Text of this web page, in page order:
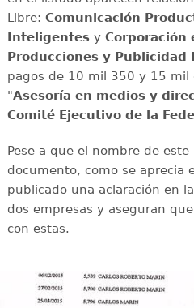
Libre: Comunicación
InteligentesyCorporación
Producciones y Publicidad
pagos de 10 mil 350 y 15 mil
"Asesoría en medios y
Comité Ejecutivo de la
Pese a que el nombre de
documento, como se aprecia
publicado una aclaración en
dos empresas y aseguran
con estas.